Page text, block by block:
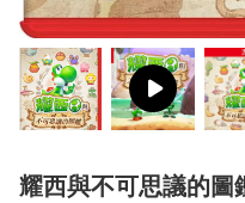
耀西與不可思議的